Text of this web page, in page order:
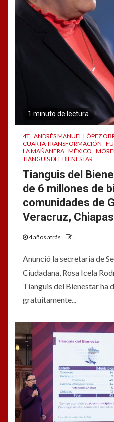
1 minuto de lectura
4T ANDRÉS MANUEL LÓPEZ
CUARTA TRANSFORMACIÓN
LA MAÑANERA MÉXICO
TIANGUIS DEL BIENESTAR
Tianguis del
de 6 millones de
comunidades de
Veracruz,
4 años atrás .
Anunció la secretaria de
Ciudadana, Rosa Icela
Tianguis del Bienestar ha
gratuitamente...